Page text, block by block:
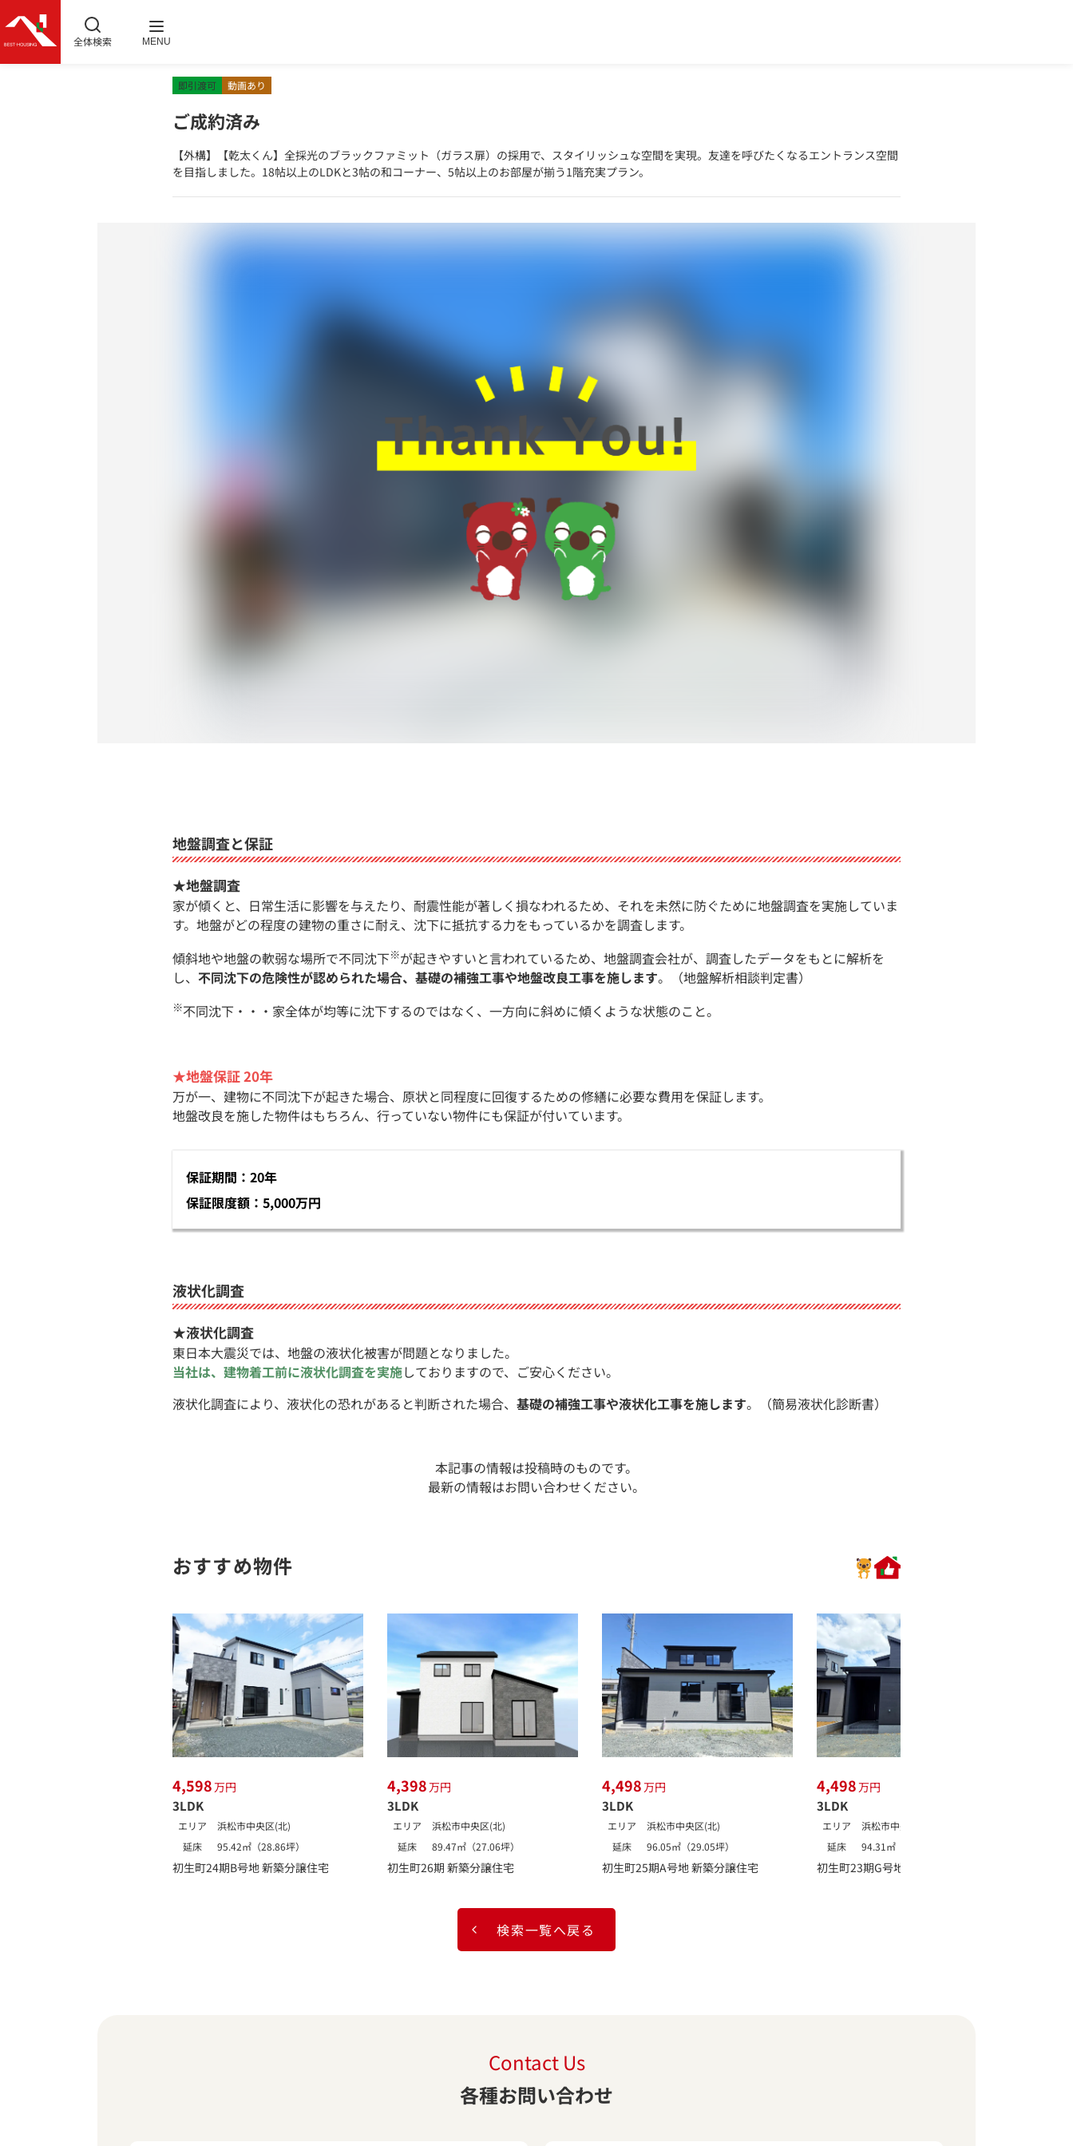
全体検索 MENU
即引渡可 動画あり
ご成約済み
【外構】【乾太くん】全採光のブラックファミット（ガラス扉）の採用で、スタイリッシュな空間を実現。友達を呼びたくなるエントランス空間
を目指しました。18帖以上のLDKと3帖の和コーナー、5帖以上のお部屋が揃う1階充実プラン。
地盤調査と保証
★地盤調査
家が傾くと、日常生活に影響を与えたり、耐震性能が著しく損なわれるため、それを未然に防ぐために地盤調査を実施していま
す。地盤がどの程度の建物の重さに耐え、沈下に抵抗する力をもっているかを調査します。
傾斜地や地盤の軟弱な場所で不同沈下※が起きやすいと言われているため、地盤調査会社が、調査したデータをもとに解析を
し、 不同沈下の危険性が認められた場合、基礎の補強工事や地盤改良工事を施します。（地盤解析相談判定書）
※不同沈下・・・家全体が均等に沈下するのではなく、一方向に斜めに傾くような状態のこと。
★地盤保証 20年
万が一、建物に不同沈下が起きた場合、原状と同程度に回復するための修繕に必要な費用を保証します。
地盤改良を施した物件はもちろん、行っていない物件にも保証が付いています。
保証期間：20年
保証限度額：5,000万円
液状化調査
★液状化調査
東日本大震災では、地盤の液状化被害が問題となりました。
当社は、建物着工前に液状化調査を実施しておりますので、ご安心ください。
液状化調査により、液状化の恐れがあると判断された場合、 基礎の補強工事や液状化工事を施します。（簡易液状化診断書）
本記事の情報は投稿時のものです。
最新の情報はお問い合わせください。
おすすめ物件
4,598 万円
3LDK
エリア
浜松市中央区(北)
延床
95.42㎡（28.86坪）
初生町24期B号地 新築分譲住宅
4,398 万円
3LDK
エリア
浜松市中央区(北)
延床
89.47㎡（27.06坪）
初生町26期 新築分譲住宅
4,498 万円
3LDK
エリア
浜松市中央区(北)
延床
96.05㎡（29.05坪）
初生町25期A号地 新築分譲住宅
4,498 万円
3LDK
エリア
浜松市中央区(北)
延床
94.31㎡（28.54坪）
初生町23期G号地 新築分譲住宅
検索一覧へ戻る
Contact Us
各種お問い合わせ